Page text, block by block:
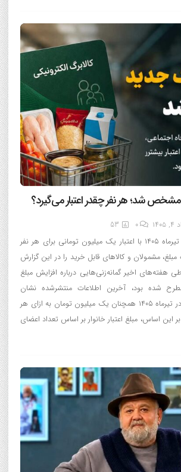
مشخص شد؛ هر نفر چقدر اعتبار می‌گیرد؟
0
53
کالابرگ الکترونیکی در تیرماه ۱۴۰۵ با اعتبار یک میلیون تومانی برای هر نفر
مبلغ، مشمولان و کالاهای قابل خرید را در این گزارش
هفته‌های اخیر گمانه‌زنی‌هایی درباره افزایش مبلغ
مطرح شده بود، آخرین اطلاعات منتشرشده نشان
می‌دهد اعتبار کالابرگ در تیرماه ۱۴۰۵ همچنان یک میلیون تومان به ازای هر
اساس، مبلغ اعتبار خانوار بر اساس تعداد اعضای